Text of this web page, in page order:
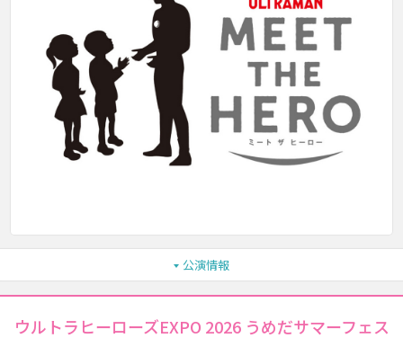
公演情報
ウルトラヒーローズEXPO 2026 うめだサマーフェス